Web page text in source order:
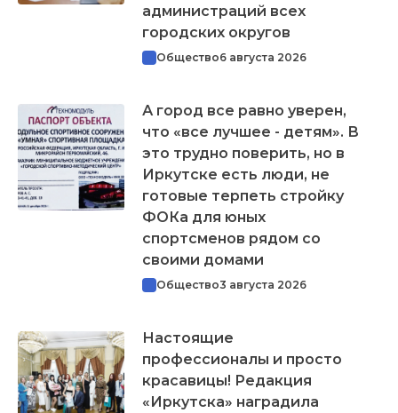
администраций всех
городских округов
Общество6 августа 2026
А город все равно уверен,
что «все лучшее - детям». В
это трудно поверить, но в
Иркутске есть люди, не
готовые терпеть стройку
ФОКа для юных
спортсменов рядом со
своими домами
Общество3 августа 2026
Настоящие
профессионалы и просто
красавицы! Редакция
«Иркутска» наградила